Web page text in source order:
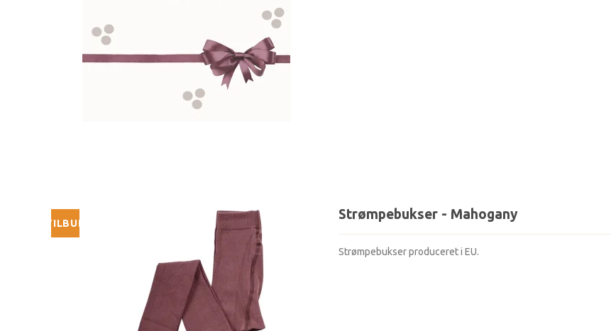
Strømpebukser & tilbehør
TILBUD
Strømpebukser - Mahogany
Strømpebukser produceret i EU.